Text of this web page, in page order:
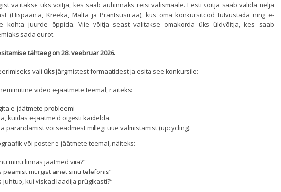
valitakse üks võitja, kes saab auhinnaks reisi välismaale. Eesti võitja saab valida nelja
(Hispaania, Kreeka, Malta ja Prantsusmaa), kus oma konkursitööd tutvustada ning e-
kohta juurde õppida. Viie võitja seast valitakse omakorda üks üldvõitja, kes saab
sada eurot.
tähtaeg on 28. veebruar 2026.
valiüksjärgmistest formaatidest ja esita see konkursile:
video e-jäätmete teemal, näiteks:
e-jäätmete probleemi.
kuidas e-jäätmeid õigesti käidelda.
parandamist või seadmest millegi uue valmistamist (upcycling).
või poster e-jäätmete teemal, näiteks:
minu linnas jäätmed viia?”
peamist mürgist ainet sinu telefonis”
juhtub, kui viskad laadija prügikasti?”